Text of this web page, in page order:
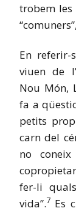
trobem les
En referir-
viuen de
Nou Món,
fa a
petits
carn del
no
fer-li
vida”.7 Es